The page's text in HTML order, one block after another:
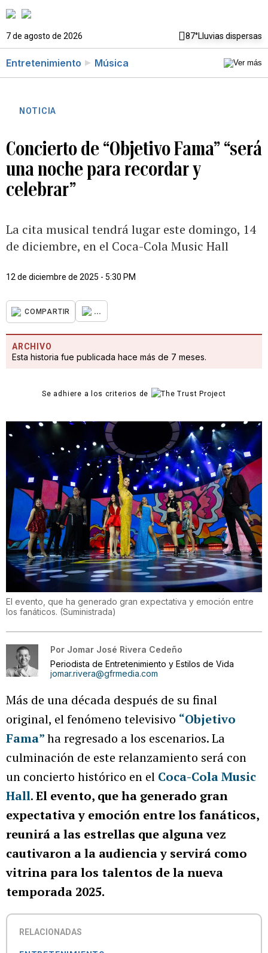
7 de agosto de 2026 87°Lluvias dispersas
Entretenimiento Música
NOTICIA
Concierto de “Objetivo Fama” “será
una noche para recordar y
celebrar”
La cita musical tendrá lugar este domingo, 14
de diciembre, en el Coca-Cola Music Hall
12 de diciembre de 2025 - 5:30 PM
COMPARTIR ...
ARCHIVO
Esta historia fue publicada hace más de 7 meses.
Se adhiere a los criterios de
El evento, que ha generado gran expectativa y emoción entre
los fanáticos. (Suministrada)
Por Jomar José Rivera Cedeño
Periodista de Entretenimiento y Estilos de Vida
jomar.rivera@gfrmedia.com
Más de una década después de su final
original, el fenómeno televisivo “Objetivo
Fama”ha regresado a los escenarios. La
culminación de este relanzamiento será con
un concierto histórico en el Coca-Cola Music
Hall.El evento, que ha generado gran
expectativa y emoción entre los fanáticos,
reunirá a las estrellas que alguna vez
cautivaron a la audiencia y servirá como
vitrina para los talentos de la nueva
temporada 2025.
RELACIONADAS